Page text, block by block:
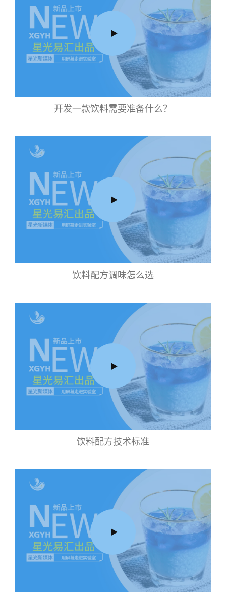
开发一款饮料需要准备什么？
饮料配方调味怎么选
饮料配方技术标准